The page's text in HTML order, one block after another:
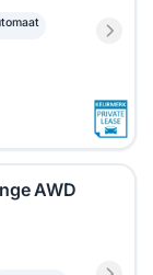
AWD